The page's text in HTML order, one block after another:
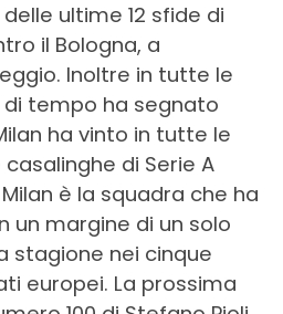
delle ultime 12 sfide di
il Bologna, a
Inoltre in tutte le
tempo ha segnato
ha vinto in tutte le
di Serie A
è la squadra che ha
un margine di un solo
stagione nei cinque
europei. La prossima